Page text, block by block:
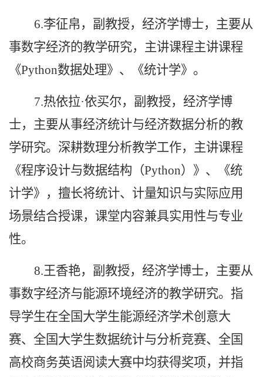
6.李征帛，副教授，经济学博士，主要从
事数字经济的教学研究，主讲课程主讲课程
《Python数据处理》、《统计学》。
7.热依拉·依买尔，副教授，经济学博
士，主要从事经济统计与经济数据分析的教
学研究。深耕数理分析教学工作，主讲课程
《程序设计与数据结构（Python）》、《统
计学》，擅长将统计、计量知识与实际应用
场景结合授课，课堂内容兼具实用性与专业
性。
8.王香艳，副教授，经济学博士，主要从
事数字经济与能源环境经济的教学研究。指
导学生在全国大学生能源经济学术创意大
赛、全国大学生数据统计与分析竞赛、全国
高校商务英语阅读大赛中均获得奖项，并指